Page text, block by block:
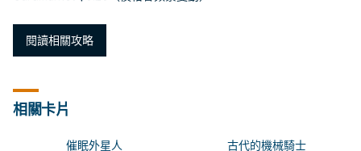
閱讀相關攻略
相關卡片
催眠外星人 古代的機械騎士